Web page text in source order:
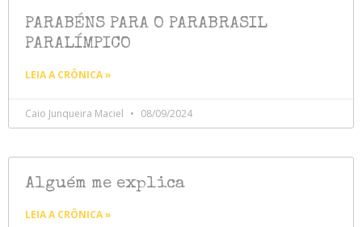
PARABÉNS PARA O PARABRASIL
PARALÍMPICO
LEIA A CRÔNICA »
Caio Junqueira Maciel 08/09/2024
Alguém me explica
LEIA A CRÔNICA »